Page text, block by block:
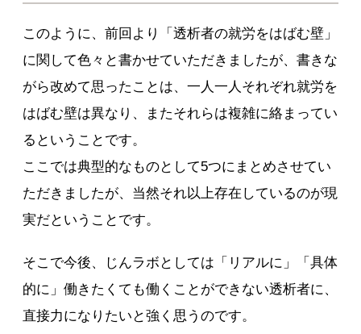
このように、前回より「透析者の就労をはばむ壁」
に関して色々と書かせていただきましたが、書きな
がら改めて思ったことは、一人一人それぞれ就労を
はばむ壁は異なり、またそれらは複雑に絡まってい
るということです。
ここでは典型的なものとして5つにまとめさせてい
ただきましたが、当然それ以上存在しているのが現
実だということです。
そこで今後、じんラボとしては「リアルに」「具体
的に」働きたくても働くことができない透析者に、
直接力になりたいと強く思うのです。